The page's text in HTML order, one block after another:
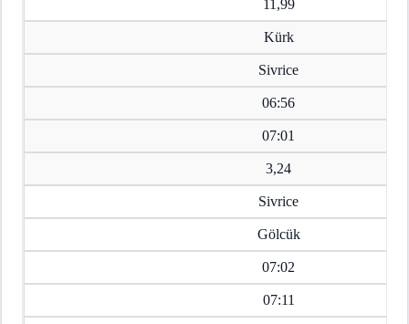
11,99
Kürk
Sivrice
06:56
07:01
3,24
Sivrice
Gölcük
07:02
07:11